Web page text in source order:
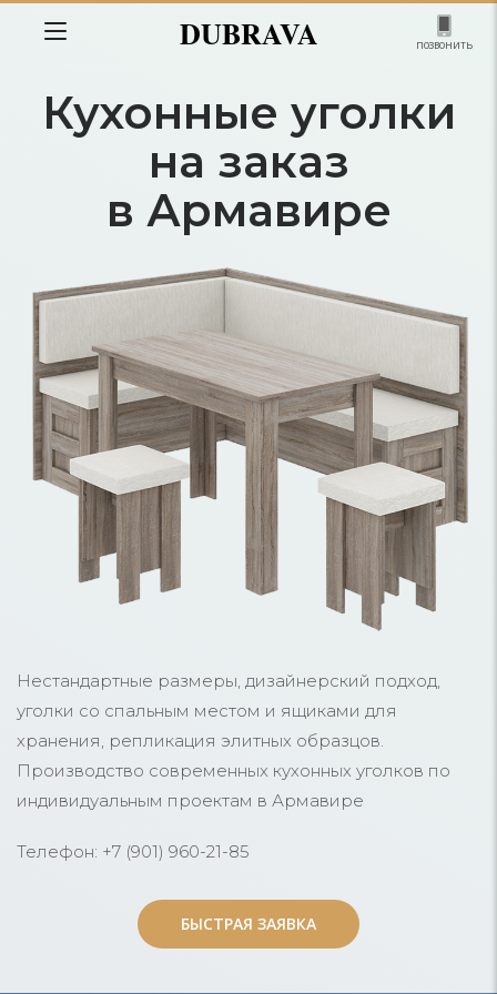
DUBRAVA позвонить
Кухонные уголки
на заказ
в Армавире
Нестандартные размеры, дизайнерский подход,
уголки со спальным местом и ящиками для
хранения, репликация элитных образцов.
Производство современных кухонных уголков по
индивидуальным проектам в Армавире
Телефон: +7 (901) 960-21-85
БЫСТРАЯ ЗАЯВКА
БЫСТРАЯ ЗАЯВКА